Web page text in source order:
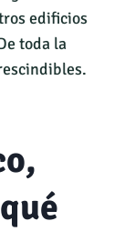
edificios
toda la